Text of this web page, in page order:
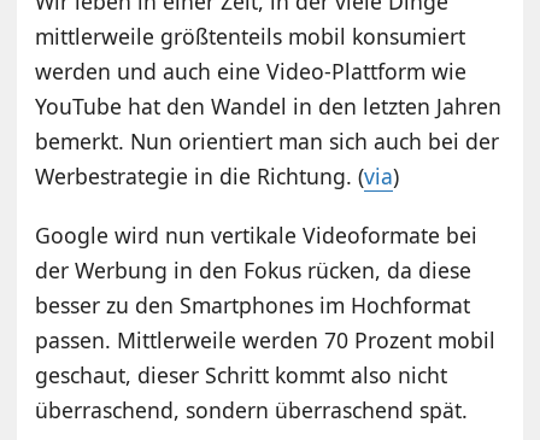
mittlerweile größtenteils mobil konsumiert
werden und auch eine Video-Plattform wie
YouTube hat den Wandel in den letzten Jahren
bemerkt. Nun orientiert man sich auch bei der
Werbestrategie in die Richtung. (via)
Google wird nun vertikale Videoformate bei
der Werbung in den Fokus rücken, da diese
besser zu den Smartphones im Hochformat
passen. Mittlerweile werden 70 Prozent mobil
geschaut, dieser Schritt kommt also nicht
überraschend, sondern überraschend spät.